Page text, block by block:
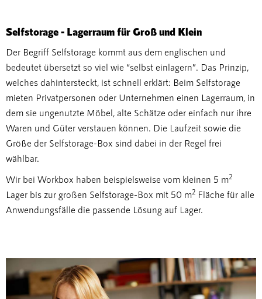
Selfstorage - Lagerraum für Groß und Klein
Der Begriff Selfstorage kommt aus dem englischen und
bedeutet übersetzt so viel wie “selbst einlagern”. Das Prinzip,
welches dahintersteckt, ist schnell erklärt: Beim Selfstorage
mieten Privatpersonen oder Unternehmen einen Lagerraum, in
dem sie ungenutzte Möbel, alte Schätze oder einfach nur ihre
Waren und Güter verstauen können. Die Laufzeit sowie die
Größe der Selfstorage-Box sind dabei in der Regel frei
wählbar.
Wir bei Workbox haben beispielsweise vom kleinen 5 m2
Lager bis zur großen Selfstorage-Box mit 50 m2 Fläche für alle
Anwendungsfälle die passende Lösung auf Lager.